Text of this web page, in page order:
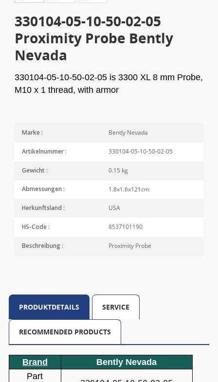
330104-05-10-50-02-05
Proximity Probe Bently
Nevada
330104-05-10-50-02-05 is 3300 XL 8 mm Probe,
M10 x 1 thread, with armor
Marke : Bently Nevada
Artikelnummer : 330104-05-10-50-02-05
Gewicht : 0.15 kg
Abmessungen : 1.8x1.6x121cm
Herkunftsland : USA
HS-Code : 8537101190
Beschreibung : Proximity Probe
PRODUKTDETAILS SERVICE
RECOMMENDED PRODUCTS
Brand
Bently Nevada
Part